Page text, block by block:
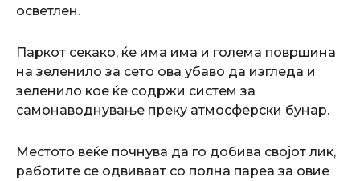
осветлен.
Паркот секако, ќе има има и голема површина
на зеленило за сето ова убаво да изгледа и
зеленило кое ќе содржи систем за
самонаводнување преку атмосферски бунар.
Местото веќе почнува да го добива својот лик,
работите се одвиваат со полна пареа за овие